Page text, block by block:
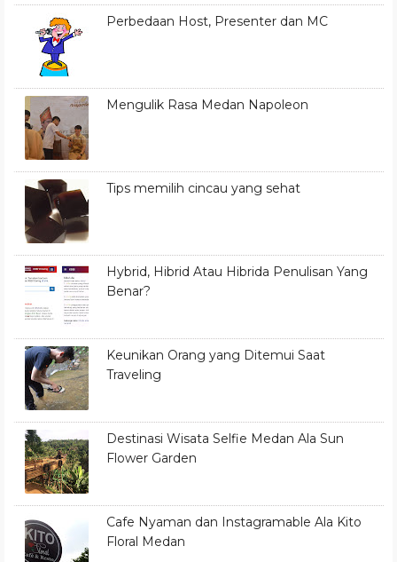
Perbedaan Host, Presenter dan MC
Mengulik Rasa Medan Napoleon
Tips memilih cincau yang sehat
Hybrid, Hibrid Atau Hibrida Penulisan Yang
Benar?
Keunikan Orang yang Ditemui Saat
Traveling
Destinasi Wisata Selfie Medan Ala Sun
Flower Garden
Cafe Nyaman dan Instagramable Ala Kito
Floral Medan